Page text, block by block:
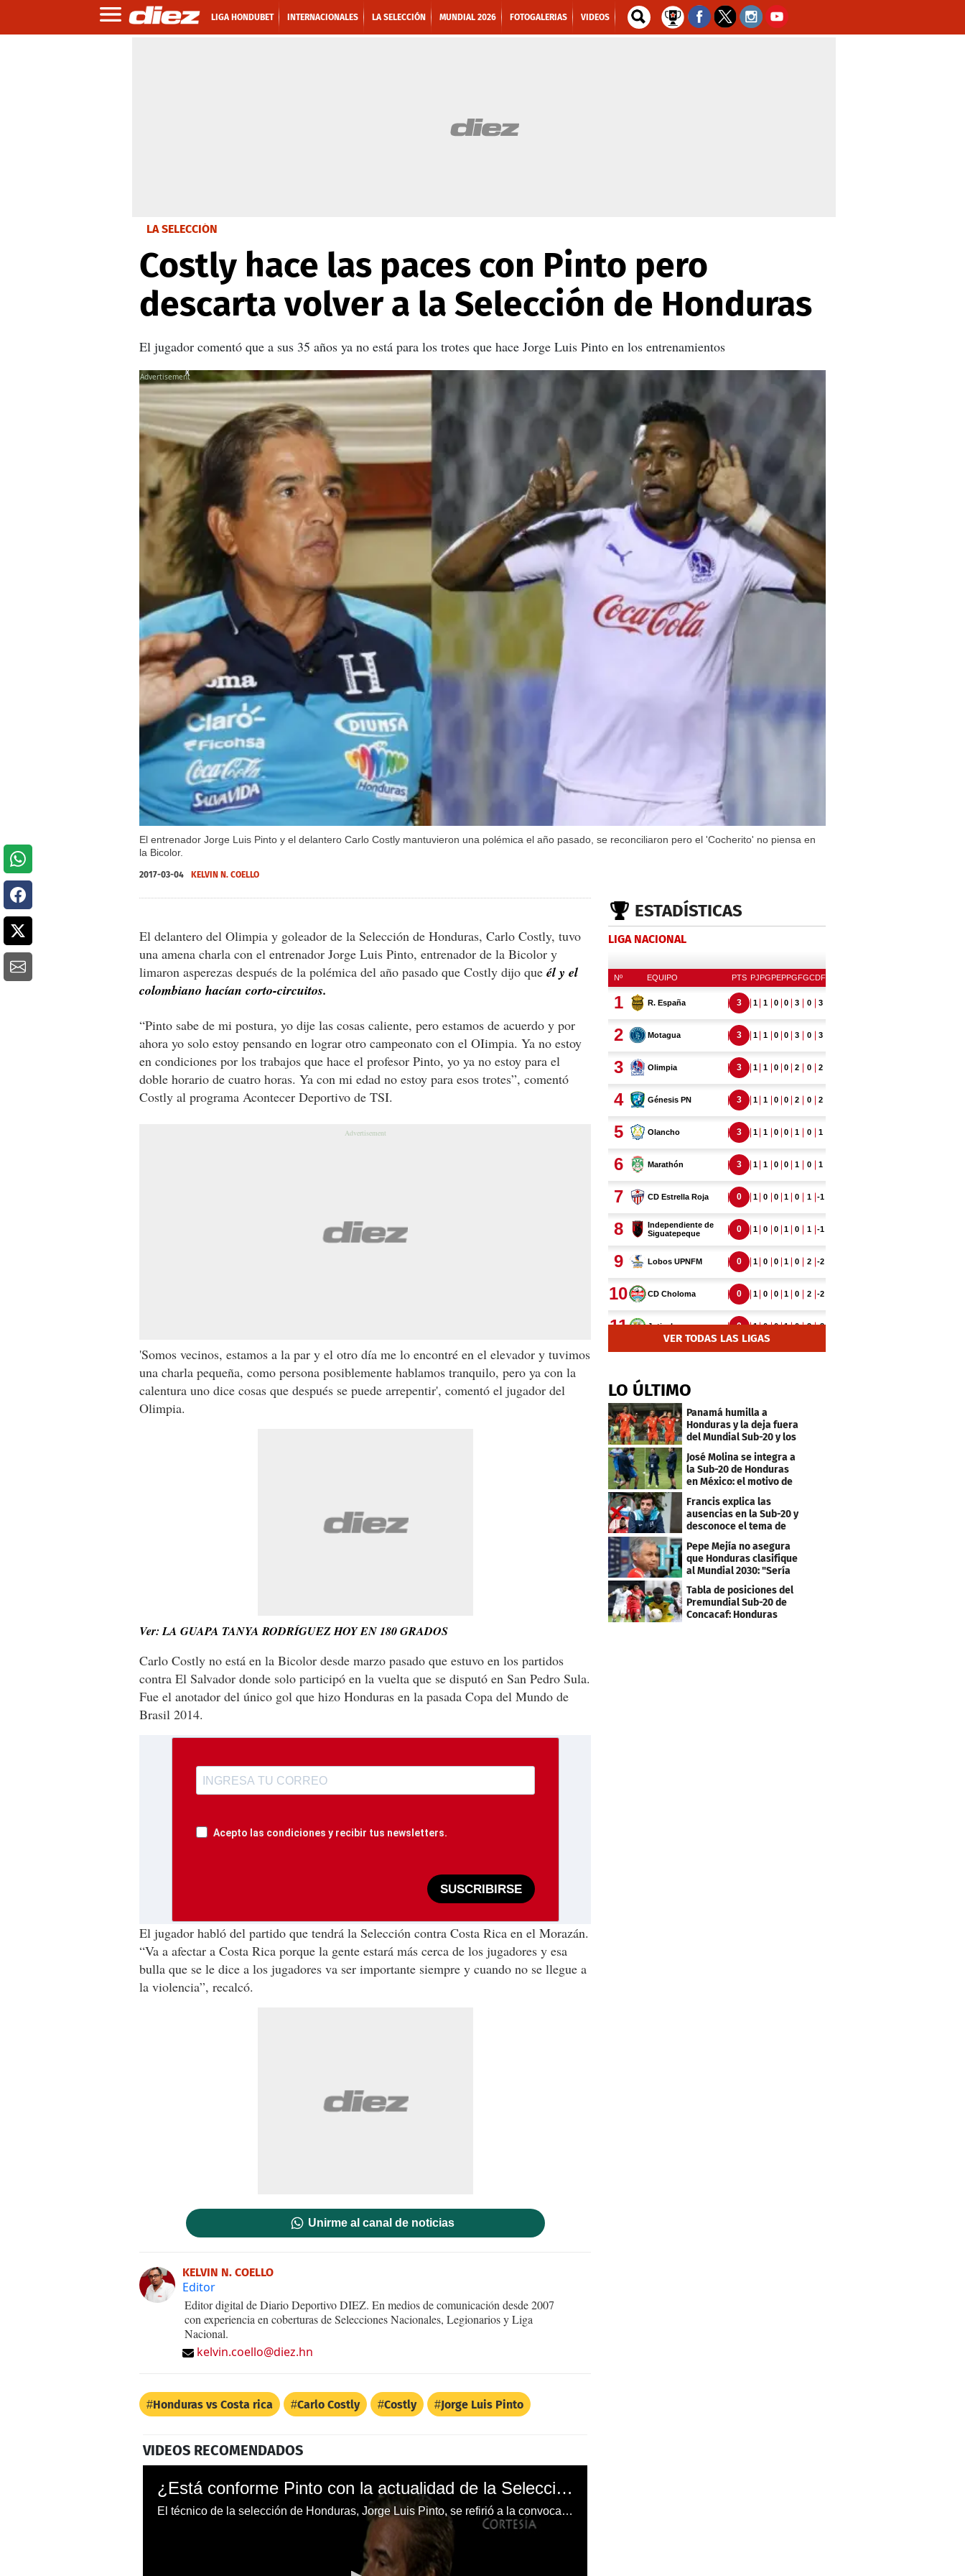
LIGA HONDUBET INTERNACIONALES LA SELECCIÓN MUNDIAL 2026 FOTOGALERIAS VIDEOS
LA SELECCIÓN
Costly hace las paces con Pinto pero
descarta volver a la Selección de Honduras
El jugador comentó que a sus 35 años ya no está para los trotes que hace Jorge Luis Pinto en los entrenamientos
El entrenador Jorge Luis Pinto y el delantero Carlo Costly mantuvieron una polémica el año pasado, se reconciliaron pero el 'Cocherito' no piensa en
la Bicolor.
X
2017-03-04 KELVIN N. COELLO
El delantero del Olimpia y goleador de la Selección de Honduras, Carlo Costly, tuvo
una amena charla con el entrenador Jorge Luis Pinto, entrenador de la Bicolor y
limaron asperezas después de la polémica del año pasado que Costly dijo que él y el
colombiano hacían corto-circuitos.
“Pinto sabe de mi postura, yo dije las cosas caliente, pero estamos de acuerdo y por
ahora yo solo estoy pensando en lograr otro campeonato con el OIimpia. Ya no estoy
en condiciones por los trabajos que hace el profesor Pinto, yo ya no estoy para el
doble horario de cuatro horas. Ya con mi edad no estoy para esos trotes”, comentó
Costly al programa Acontecer Deportivo de TSI.
'Somos vecinos, estamos a la par y el otro día me lo encontré en el elevador y tuvimos
una charla pequeña, como persona posiblemente hablamos tranquilo, pero ya con la
calentura uno dice cosas que después se puede arrepentir', comentó el jugador del
Olimpia.
Ver: LA GUAPA TANYA RODRÍGUEZ HOY EN 180 GRADOS
Carlo Costly no está en la Bicolor desde marzo pasado que estuvo en los partidos
contra El Salvador donde solo participó en la vuelta que se disputó en San Pedro Sula.
Fue el anotador del único gol que hizo Honduras en la pasada Copa del Mundo de
Brasil 2014.
Acepto las condiciones y recibir tus newsletters.
SUSCRIBIRSE
El jugador habló del partido que tendrá la Selección contra Costa Rica en el Morazán.
“Va a afectar a Costa Rica porque la gente estará más cerca de los jugadores y esa
bulla que se le dice a los jugadores va ser importante siempre y cuando no se llegue a
la violencia”, recalcó.
Unirme al canal de noticias
KELVIN N. COELLO
Editor
Editor digital de Diario Deportivo DIEZ. En medios de comunicación desde 2007
con experiencia en coberturas de Selecciones Nacionales, Legionarios y Liga
Nacional.
kelvin.coello@diez.hn
Honduras vs Costa rica Carlo Costly Costly Jorge Luis Pinto
VIDEOS RECOMENDADOS
¿Está conforme Pinto con la actualidad de la Selección Nacional de Honduras?
El técnico de la selección de Honduras, Jorge Luis Pinto, se refirió a la convocatoria de Carlo Costly.
ESTADÍSTICAS
LIGA NACIONAL
VER TODAS LAS LIGAS
LO ÚLTIMO
Panamá humilla a
Honduras y la deja fuera
del Mundial Sub-20 y los
Juegos Olímpicos
José Molina se integra a
la Sub-20 de Honduras
en México: el motivo de
su viaje
Francis explica las
ausencias en la Sub-20 y
desconoce el tema de
los tiktokers
Pepe Mejía no asegura
que Honduras clasifique
al Mundial 2030: "Sería
mentir"
Tabla de posiciones del
Premundial Sub-20 de
Concacaf: Honduras